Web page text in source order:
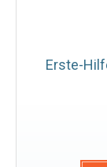
Erste-